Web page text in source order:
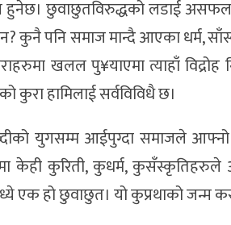
हुनेछ। छुवाछुतविरुद्धको लडाई
पनि समाज मान्दै आएका धर्म,
खलल पु¥याएमा त्याहाँ
कुरा हामिलाई सर्वविविधै छ।
युगसम्म आईपुग्दा समाजले आफ्नो
केही कुरिती, कुधर्म,
एक हो छुवाछुत। यो कुप्रथाको जन्म